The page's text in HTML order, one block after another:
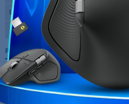
Utilisation
Marque
Références spécifiques
10 AUTRES PRODUITS
CATÉGORIE :